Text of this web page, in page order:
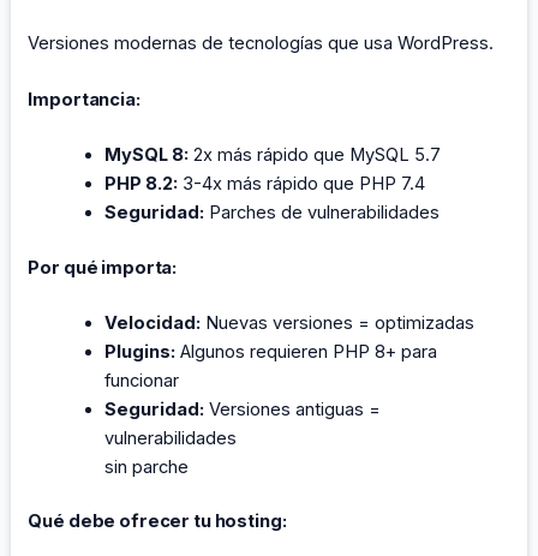
Versiones modernas de tecnologías que usa WordPress.
Importancia:
MySQL 8: 2x más rápido que MySQL 5.7
PHP 8.2: 3-4x más rápido que PHP 7.4
Seguridad: Parches de vulnerabilidades
Por qué importa:
Velocidad: Nuevas versiones = optimizadas
Plugins: Algunos requieren PHP 8+ para
funcionar
Seguridad: Versiones antiguas =
vulnerabilidades
sin parche
Qué debe ofrecer tu hosting: